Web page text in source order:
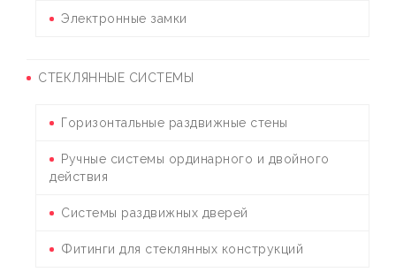
Электронные замки
СТЕКЛЯННЫЕ СИСТЕМЫ
Горизонтальные раздвижные стены
Ручные системы ординарного и двойного
действия
Системы раздвижных дверей
Фитинги для стеклянных конструкций